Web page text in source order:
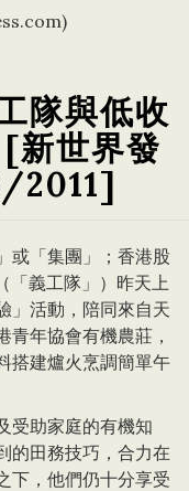
)
隊與低收
新世界發
2011]
或「集團」；香港股
「義工隊」）昨天上
」活動，陪同來自天
年協會有機農莊，
搭建爐火烹調簡單午
受助家庭的有機知
的田務技巧，合力在
下，他們仍十分享受